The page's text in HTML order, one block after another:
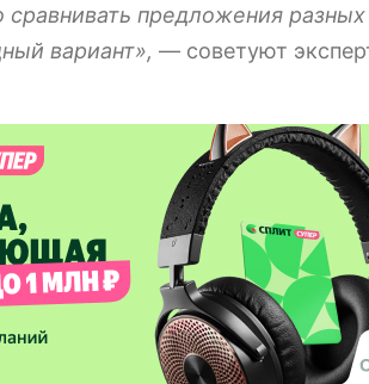
предложения
вариант», — советуют